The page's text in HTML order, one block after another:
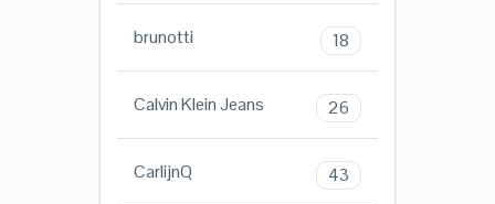
brunotti 18
Calvin Klein Jeans 26
CarlijnQ 43